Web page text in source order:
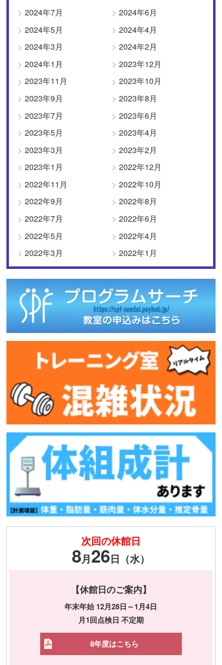
2024年7月
2024年6月
2024年5月
2024年4月
2024年3月
2024年2月
2024年1月
2023年12月
2023年11月
2023年10月
2023年9月
2023年8月
2023年7月
2023年6月
2023年5月
2023年4月
2023年3月
2023年2月
2023年1月
2022年12月
2022年11月
2022年10月
2022年9月
2022年8月
2022年7月
2022年6月
2022年5月
2022年4月
2022年3月
2022年1月
次回の休館日
8月26日（水）
【休館日のご案内】
年末年始 12月28日～1月4日
月1回点検日 不定期
8年度はこちら